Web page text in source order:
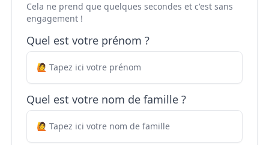
Cela ne prend que quelques secondes et c'est sans
engagement !
Quel est votre prénom ?
Quel est votre nom de famille ?